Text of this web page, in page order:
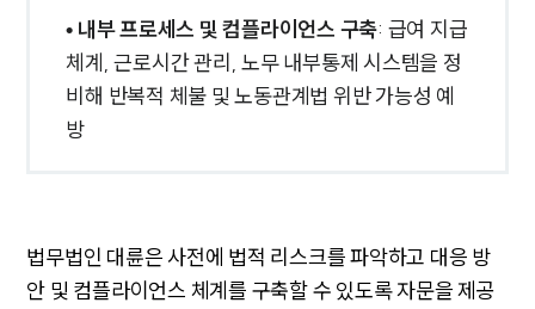
• 내부 프로세스 및 컴플라이언스 구축: 급여 지급
체계, 근로시간 관리, 노무 내부통제 시스템을 정
비해 반복적 체불 및 노동관계법 위반 가능성 예
방
법무법인 대륜은 사전에 법적 리스크를 파악하고 대응 방
안 및 컴플라이언스 체계를 구축할 수 있도록 자문을 제공